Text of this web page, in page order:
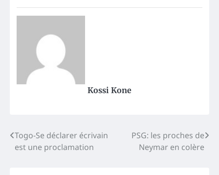
Kossi Kone
Post
navigation
Togo-Se déclarer écrivain
est une proclamation
PSG: les proches de
Neymar en colère